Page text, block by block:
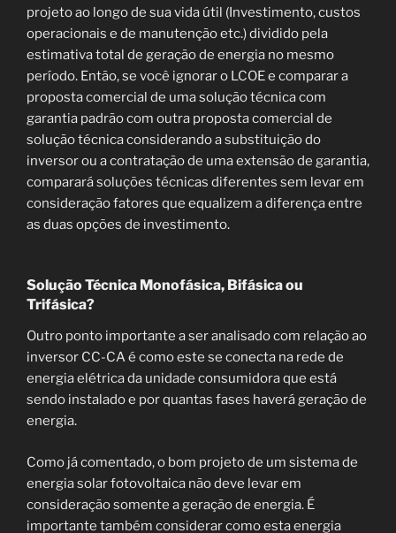
projeto ao longo de sua vida útil (Investimento, custos
operacionais e de manutenção etc.) dividido pela
estimativa total de geração de energia no mesmo
período. Então, se você ignorar o LCOE e comparar a
proposta comercial de uma solução técnica com
garantia padrão com outra proposta comercial de
solução técnica considerando a substituição do
inversor ou a contratação de uma extensão de garantia,
comparará soluções técnicas diferentes sem levar em
consideração fatores que equalizem a diferença entre
as duas opções de investimento.
Solução Técnica Monofásica, Bifásica ou
Trifásica?
Outro ponto importante a ser analisado com relação ao
inversor CC-CA é como este se conecta na rede de
energia elétrica da unidade consumidora que está
sendo instalado e por quantas fases haverá geração de
energia.
Como já comentado, o bom projeto de um sistema de
energia solar fotovoltaica não deve levar em
consideração somente a geração de energia. É
importante também considerar como esta energia